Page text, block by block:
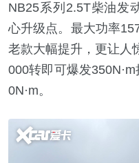
NB25系列2.5T柴油发
心升级点。最大功率
老款大幅提升，更让
000转即可爆发
0N·m。